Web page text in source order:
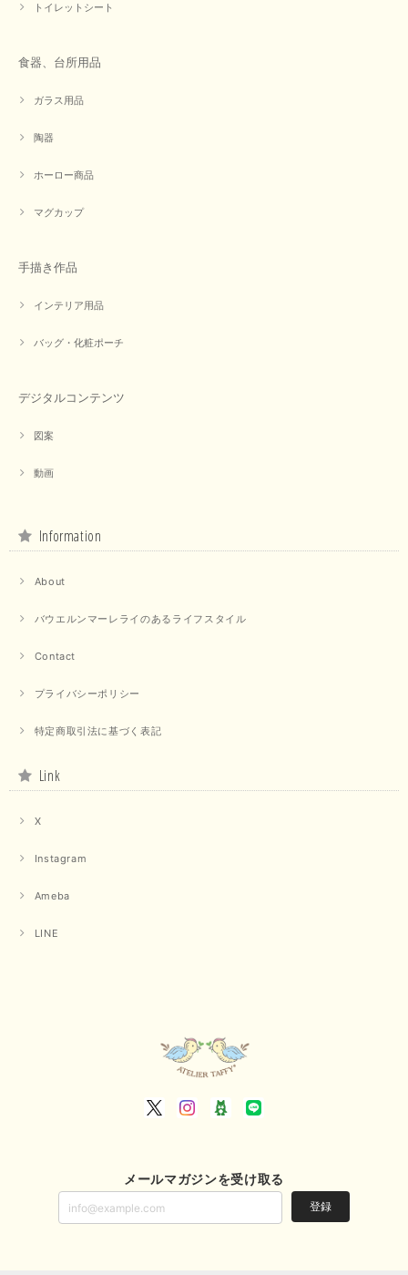
トイレットシート
食器、台所用品
ガラス用品
陶器
ホーロー商品
マグカップ
手描き作品
インテリア用品
バッグ・化粧ポーチ
デジタルコンテンツ
図案
動画
Information
About
バウエルンマーレライのあるライフスタイル
Contact
プライバシーポリシー
特定商取引法に基づく表記
Link
X
Instagram
Ameba
LINE
メールマガジンを受け取る
登録